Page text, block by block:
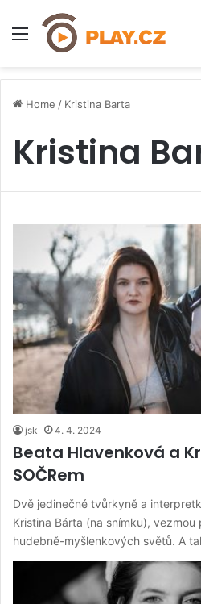
Menu
Home / Kristina Barta
Kristina
jsk 4. 4. 2024
Beata Hlavenková a
SOČRem
Dvě jedinečné tvůrkyně a
Kristina Bárta (na snímku),
hudebně-myšlenkových světů. A